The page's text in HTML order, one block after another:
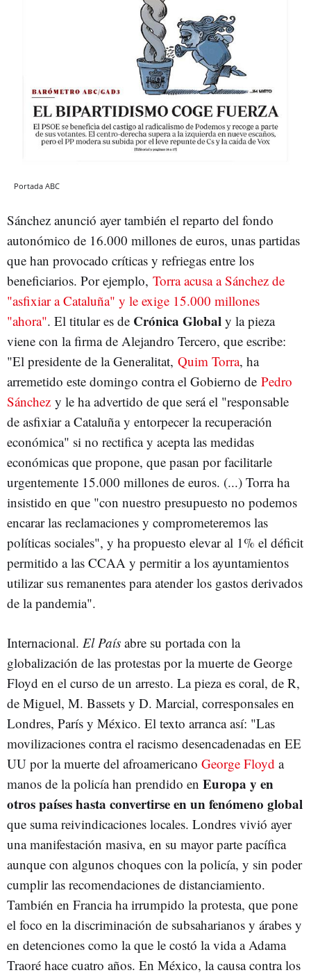
Portada ABC
Sánchez anunció ayer también el reparto del fondo
autonómico de 16.000 millones de euros, unas partidas
que han provocado críticas y refriegas entre los
beneficiarios. Por ejemplo, Torra acusa a Sánchez de
"asfixiar a Cataluña" y le exige 15.000 millones
"ahora". El titular es de Crónica Global y la pieza
viene con la firma de Alejandro Tercero, que escribe:
"El presidente de la Generalitat, Quim Torra, ha
arremetido este domingo contra el Gobierno de Pedro
Sánchez y le ha advertido de que será el "responsable
de asfixiar a Cataluña y entorpecer la recuperación
económica" si no rectifica y acepta las medidas
económicas que propone, que pasan por facilitarle
urgentemente 15.000 millones de euros. (...) Torra ha
insistido en que "con nuestro presupuesto no podemos
encarar las reclamaciones y comprometeremos las
políticas sociales", y ha propuesto elevar al 1% el déficit
permitido a las CCAA y permitir a los ayuntamientos
utilizar sus remanentes para atender los gastos derivados
de la pandemia".
Internacional. El País abre su portada con la
globalización de las protestas por la muerte de George
Floyd en el curso de un arresto. La pieza es coral, de R,
de Miguel, M. Bassets y D. Marcial, corresponsales en
Londres, París y México. El texto arranca así: "Las
movilizaciones contra el racismo desencadenadas en EE
UU por la muerte del afroamericano George Floyd a
manos de la policía han prendido en Europa y en
otros países hasta convertirse en un fenómeno global
que suma reivindicaciones locales. Londres vivió ayer
una manifestación masiva, en su mayor parte pacífica
aunque con algunos choques con la policía, y sin poder
cumplir las recomendaciones de distanciamiento.
También en Francia ha irrumpido la protesta, que pone
el foco en la discriminación de subsaharianos y árabes y
en detenciones como la que le costó la vida a Adama
Traoré hace cuatro años. En México, la causa contra los